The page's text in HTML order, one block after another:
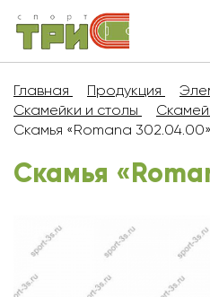
Главная Продукция
Скамейки и столы
Скамья «Romana 302.04.00»
Скамья